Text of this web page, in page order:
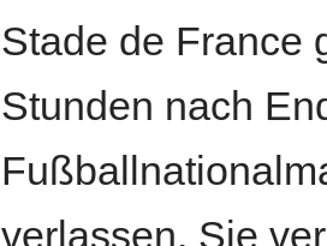
Stade de France
Stunden nach
verlassen. Sie